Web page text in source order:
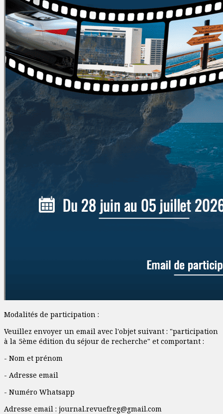
Modalités de participation :
Veuillez envoyer un email avec l'objet suivant : "participation
à la 5ème édition du séjour de recherche" et comportant :
- Nom et prénom
- Adresse email
- Numéro Whatsapp
Adresse email : journal.revuefreg@gmail.com